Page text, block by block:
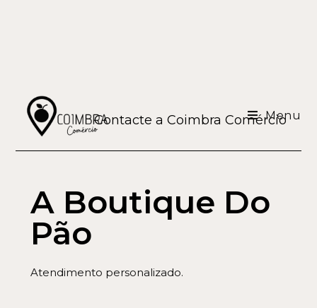
Menu
Contacte a Coimbra Comércio
A Boutique Do
Pão
Atendimento personalizado.